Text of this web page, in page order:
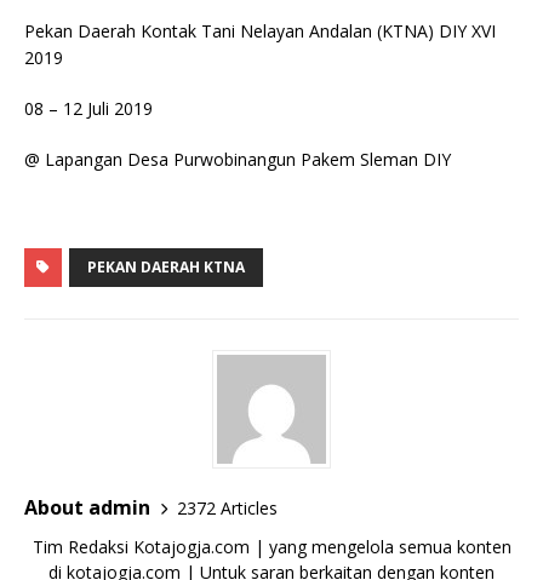
Pekan Daerah Kontak Tani Nelayan Andalan (KTNA) DIY XVI
2019
08 – 12 Juli 2019
@ Lapangan Desa Purwobinangun Pakem Sleman DIY
PEKAN DAERAH KTNA
About admin
2372 Articles
Tim Redaksi Kotajogja.com | yang mengelola semua konten
di kotajogja.com | Untuk saran berkaitan dengan konten